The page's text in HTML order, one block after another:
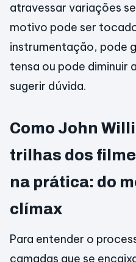
atravessar variações
motivo pode ser
instrumentação, pode
tensa ou pode diminuir
sugerir dúvida.
Como John
trilhas dos
na prática: do
clímax
Para entender o
camadas que se